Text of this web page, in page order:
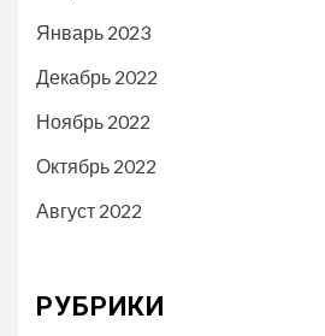
Январь 2023
Декабрь 2022
Ноябрь 2022
Октябрь 2022
Август 2022
РУБРИКИ